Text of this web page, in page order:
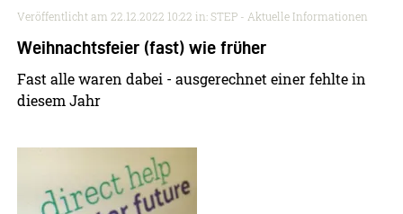
Veröffentlicht am22.12.2022 10:22 in: STEP - Aktuelle Informationen
Weihnachtsfeier (fast) wie früher
Fast alle waren dabei - ausgerechnet einer fehlte in
diesem Jahr